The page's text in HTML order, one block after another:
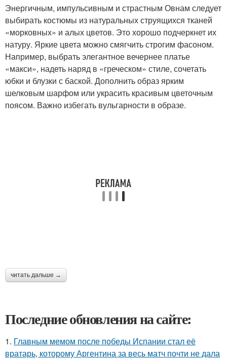
Энергичным, импульсивным и страстным Овнам следует
выбирать костюмы из натуральных струящихся тканей
«морковных» и алых цветов. Это хорошо подчеркнет их
натуру. Яркие цвета можно смягчить строгим фасоном.
Например, выбрать элегантное вечернее платье
«макси», надеть наряд в «греческом» стиле, сочетать
юбки и блузки с баской. Дополнить образ ярким
шелковым шарфом или украсить красивым цветочным
поясом. Важно избегать вульгарности в образе.
читать дальше →
Последние обновления на сайте:
1. Главным мемом после победы Испании стал её
вратарь, которому Аргентина за весь матч почти не дала